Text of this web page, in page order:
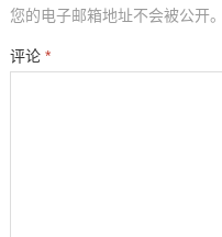
您的电子邮箱地址不会被公开。
评论 *